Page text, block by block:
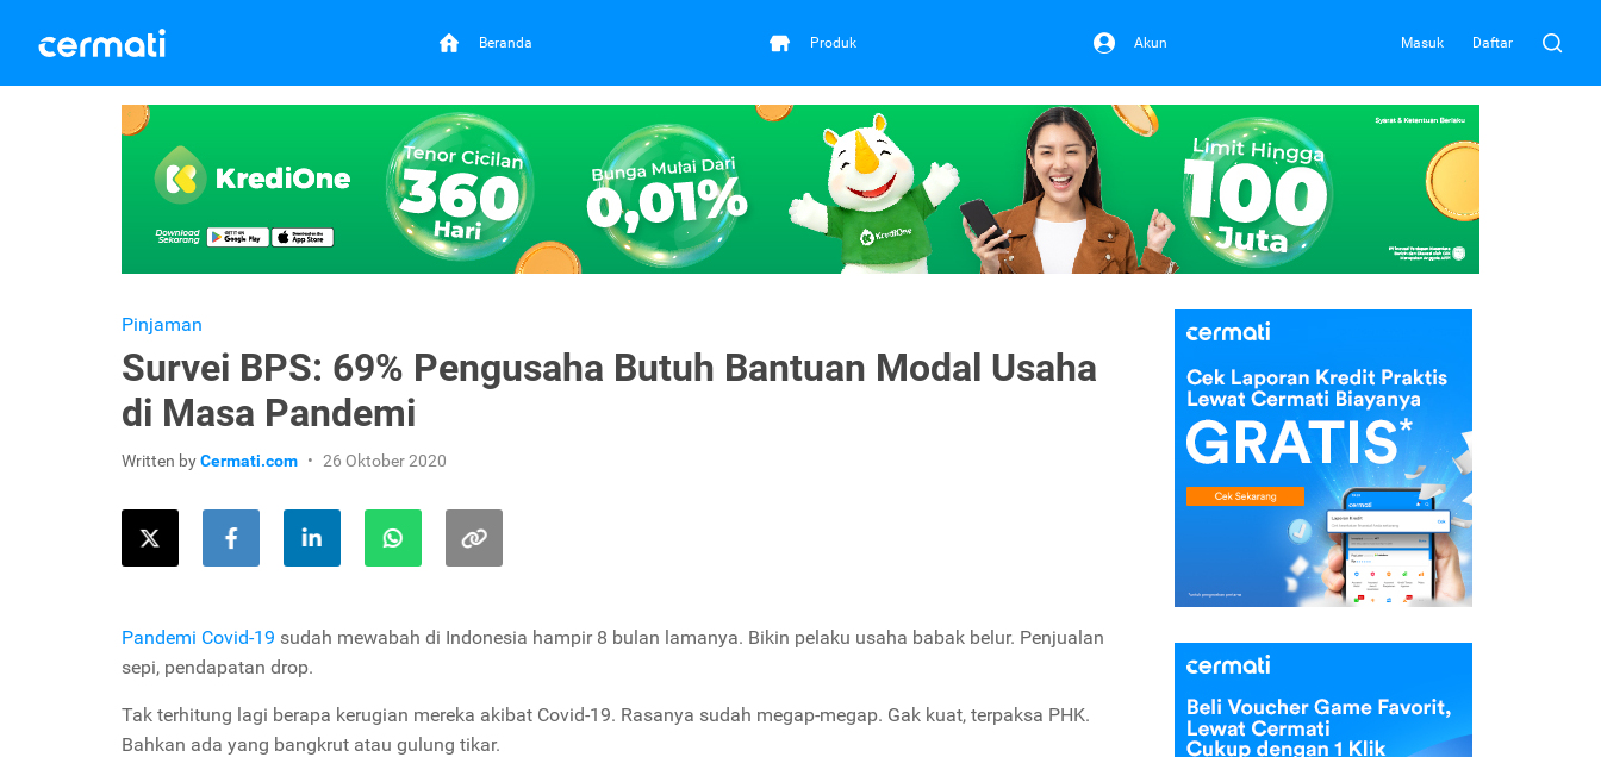
Beranda Produk Akun Masuk Daftar
Pinjaman
Survei BPS: 69% Pengusaha Butuh Bantuan Modal Usaha
di Masa Pandemi
Written byCermati.com 26 Oktober 2020
Pandemi Covid-19 sudah mewabah di Indonesia hampir 8 bulan lamanya. Bikin pelaku usaha babak belur. Penjualan
sepi, pendapatan drop.
Tak terhitung lagi berapa kerugian mereka akibat Covid-19. Rasanya sudah megap-megap. Gak kuat, terpaksa PHK.
Bahkan ada yang bangkrut atau gulung tikar.